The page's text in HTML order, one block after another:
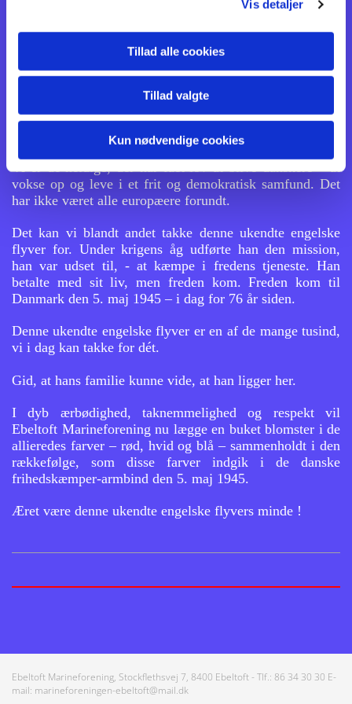
Vis detaljer
Tillad alle cookies
Tillad valgte
Kun nødvendige cookies
forståelsen af, at fred og frihed ikke er nogen selvfølge,
men noget, som man kan være ikke blot nødt til at
forsvare – men om nødvendigt også at kæmpe for, - med
Vier de heldige, der har fået lov at blive danskere – at
vokse op og leve i et frit og
vokse op og leve i et frit og demokratisk samfund. Det
har ikke været alle europæere forundt.
Det kan vi blandt andet takke denne ukendte engelske
flyver for. Under krigens åg udførte han den mission,
han var udset til, - at kæmpe i fredens tjeneste. Han
betalte med sit liv, men freden kom. Freden kom til
Danmark den 5. maj 1945 – i dag for 76 år siden.
Denne ukendte engelske flyver er en af de mange tusind,
vi i dag kan takke for dét.
Gid, at hans familie kunne vide, at han ligger her.
I dyb ærbødighed, taknemmelighed og respekt vil
Ebeltoft Marineforening nu lægge en buket blomster i de
allieredes farver – rød, hvid og blå – sammenholdt i den
rækkefølge, som disse farver indgik i de danske
frihedskæmper-armbind den 5. maj 1945.
Æret være denne ukendte engelske flyvers minde !
Ebeltoft Marineforening, Stockflethsvej 7, 8400 Ebeltoft - Tlf.: 86 34 30 30 E-
mail: marineforeningen-ebeltoft@mail.dk